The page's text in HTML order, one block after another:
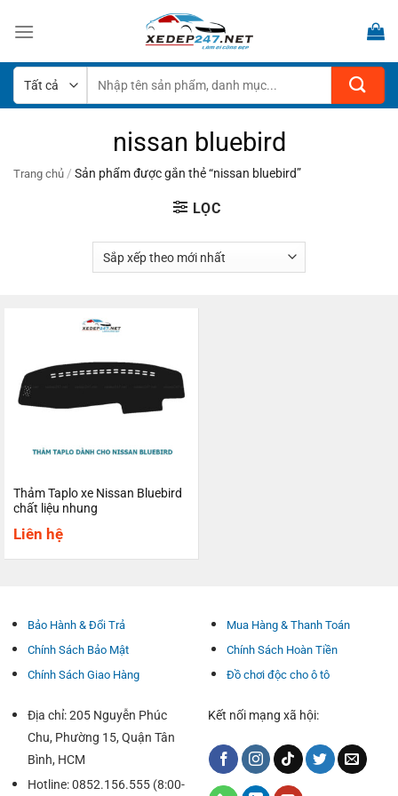
qua
dung
kiếm:
nissan bluebird
Trang chủ / Sản phẩm được gắn thẻ “nissan bluebird”
LỌC
Thảm Taplo xe Nissan Bluebird
chất liệu nhung
Liên hệ
Bảo Hành & Đổi Trả
Chính Sách Bảo Mật
Chính Sách Giao Hàng
Mua Hàng & Thanh Toán
Chính Sách Hoàn Tiền
Đồ chơi độc cho ô tô
Địa chỉ: 205 Nguyễn Phúc
Chu, Phường 15, Quận Tân
Bình, HCM
Hotline: 0852.156.555 (8:00-
Kết nối mạng xã hội: